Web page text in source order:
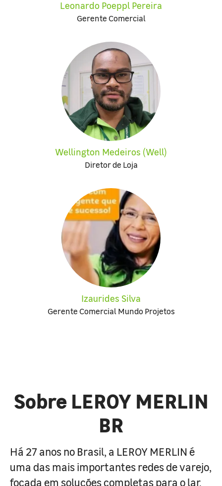
Leonardo Poeppl Pereira
Gerente Comercial
Wellington Medeiros (Well)
Diretor de Loja
Izaurides Silva
Gerente Comercial Mundo Projetos
Sobre LEROY MERLIN
BR
Há 27 anos no Brasil, a LEROY MERLIN é
uma das mais importantes redes de varejo,
focada em soluções completas para o lar.